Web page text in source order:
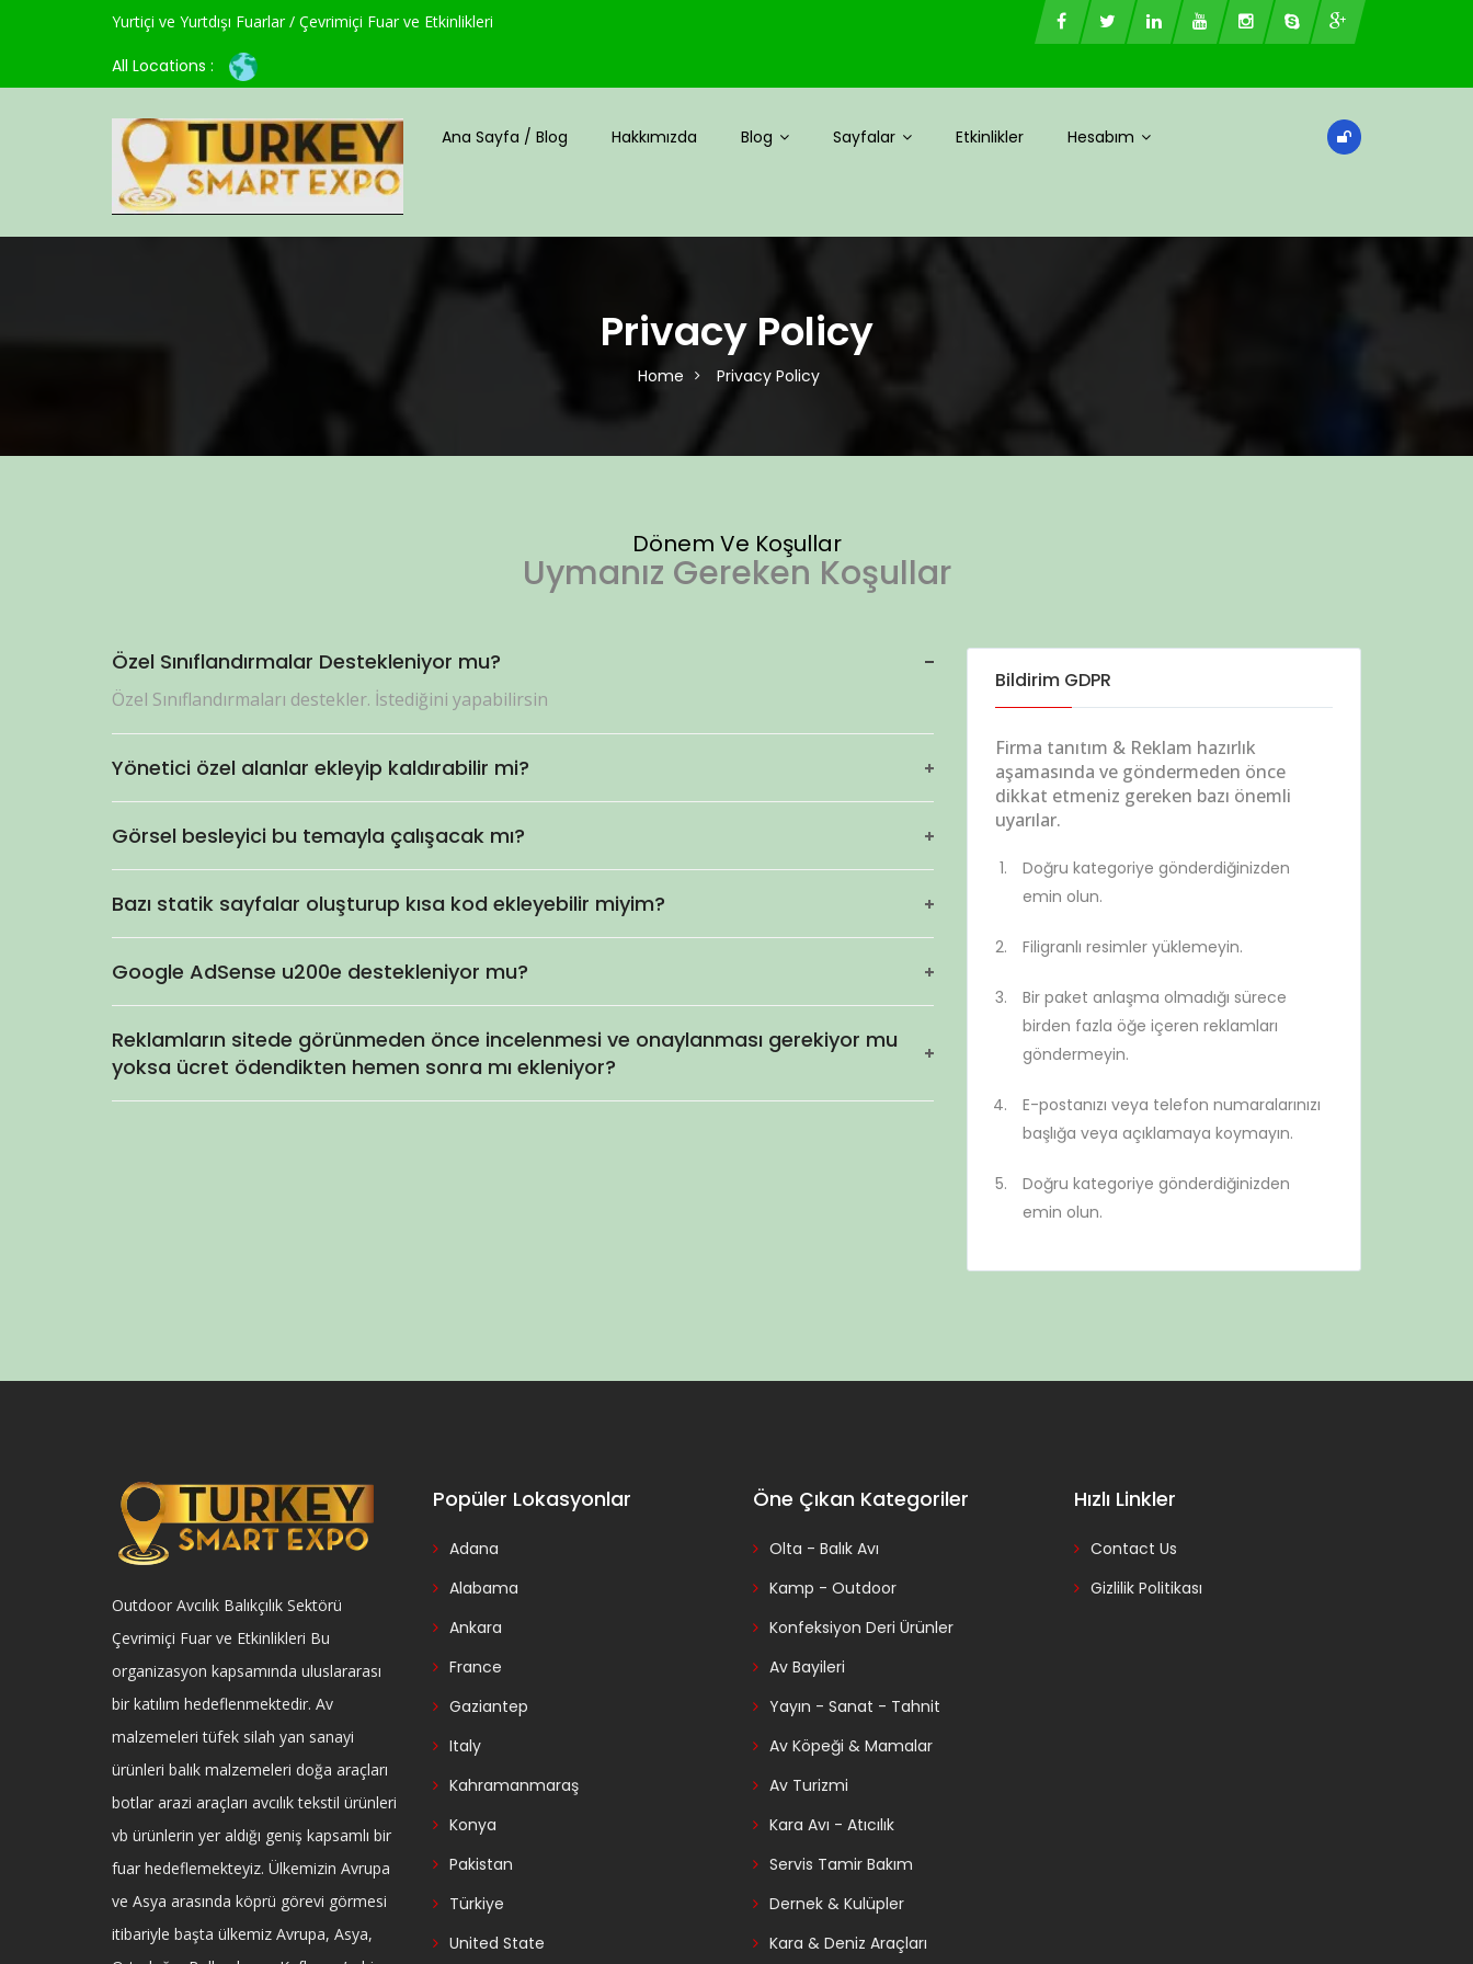
Yurtiçi ve Yurtdışı Fuarlar / Çevrimiçi Fuar ve Etkinlikleri
All Locations :
Ana Sayfa / Blog Hakkımızda Blog Sayfalar Etkinlikler Hesabım
Privacy Policy
Home Privacy Policy
Dönem Ve Koşullar
Uymanız Gereken Koşullar
Özel Sınıflandırmalar Destekleniyor mu?
Özel Sınıflandırmaları destekler. İstediğini yapabilirsin
Yönetici özel alanlar ekleyip kaldırabilir mi?
Görsel besleyici bu temayla çalışacak mı?
Bazı statik sayfalar oluşturup kısa kod ekleyebilir miyim?
Google AdSense u200e destekleniyor mu?
Reklamların sitede görünmeden önce incelenmesi ve onaylanması gerekiyor mu
yoksa ücret ödendikten hemen sonra mı ekleniyor?
Bildirim GDPR
Firma tanıtım & Reklam hazırlık
aşamasında ve göndermeden önce
dikkat etmeniz gereken bazı önemli
uyarılar.
Doğru kategoriye gönderdiğinizden
emin olun.
Filigranlı resimler yüklemeyin.
Bir paket anlaşma olmadığı sürece
birden fazla öğe içeren reklamları
göndermeyin.
E-postanızı veya telefon numaralarınızı
başlığa veya açıklamaya koymayın.
Doğru kategoriye gönderdiğinizden
emin olun.
Outdoor Avcılık Balıkçılık Sektörü
Çevrimiçi Fuar ve Etkinlikleri Bu
organizasyon kapsamında uluslararası
bir katılım hedeflenmektedir. Av
malzemeleri tüfek silah yan sanayi
ürünleri balık malzemeleri doğa araçları
botlar arazi araçları avcılık tekstil ürünleri
vb ürünlerin yer aldığı geniş kapsamlı bir
fuar hedeflemekteyiz. Ülkemizin Avrupa
ve Asya arasında köprü görevi görmesi
itibariyle başta ülkemiz Avrupa, Asya,
Popüler Lokasyonlar
Adana
Alabama
Ankara
France
Gaziantep
Italy
Kahramanmaraş
Konya
Pakistan
Türkiye
United State
Öne Çıkan Kategoriler
Olta - Balık Avı
Kamp - Outdoor
Konfeksiyon Deri Ürünler
Av Bayileri
Yayın - Sanat - Tahnit
Av Köpeği & Mamalar
Av Turizmi
Kara Avı - Atıcılık
Servis Tamir Bakım
Dernek & Kulüpler
Kara & Deniz Araçları
Hızlı Linkler
Contact Us
Gizlilik Politikası